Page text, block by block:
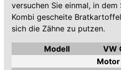
versuchen Sie einmal, in
Kombi gescheite
sich die Zähne zu putzen.
Modell
VW
Motor